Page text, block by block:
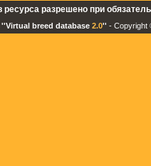
ресурса разрешено при
''Virtual breed database 2.0'' - Copyright